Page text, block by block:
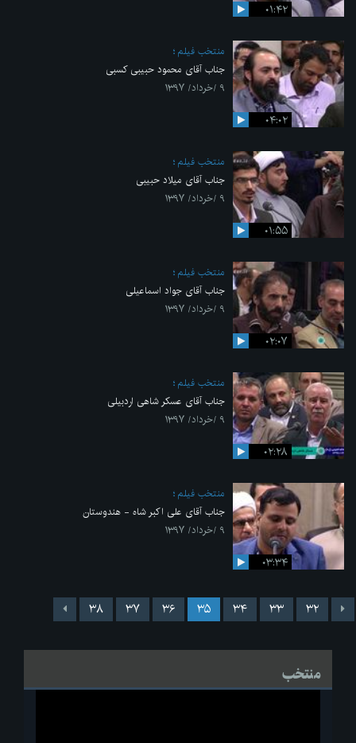
۰۱:۴۲
۰۴:۰۲
منتخب فیلم
جناب آقای محمود حبیبی کسبی
۹ /خرداد/ ۱۳۹۷
۰۱:۵۵
منتخب فیلم
جناب آقای میلاد حبیبی
۹ /خرداد/ ۱۳۹۷
۰۲:۰۷
منتخب فیلم
جناب آقای جواد اسماعیلی
۹ /خرداد/ ۱۳۹۷
۰۲:۲۸
منتخب فیلم
جناب آقای عسکر شاهی اردبیلی
۹ /خرداد/ ۱۳۹۷
۰۳:۳۴
منتخب فیلم
جناب آقای علی اکبر شاه - هندوستان
۹ /خرداد/ ۱۳۹۷
۳۲ ۳۳ ۳۴ ۳۵ ۳۶ ۳۷ ۳۸
منتخب